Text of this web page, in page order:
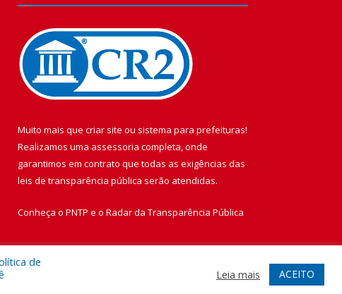
Muito mais que criar site ou sistema para prefeituras!
Realizamos uma assessoria completa, onde
garantimos em contrato que todas as exigências das
leis de transparência pública serão atendidas.
Conheça o PNTP e o Radar da Transparência Pública
de
Leia mais ACEITO